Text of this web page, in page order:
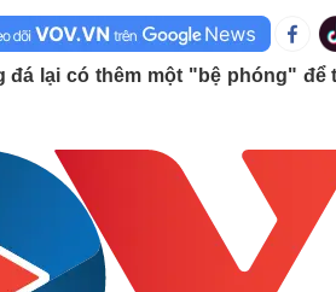
thể thao
Ô tô - Xe máy
Tư vấn
- Điện ảnh
Giải trí
Nghệ sĩ
đá lại có thêm một "bệ phóng"